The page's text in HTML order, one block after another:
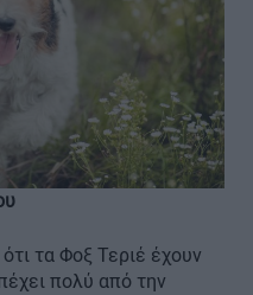
τα Φοξ Τεριέ έχουν
πολύ από την